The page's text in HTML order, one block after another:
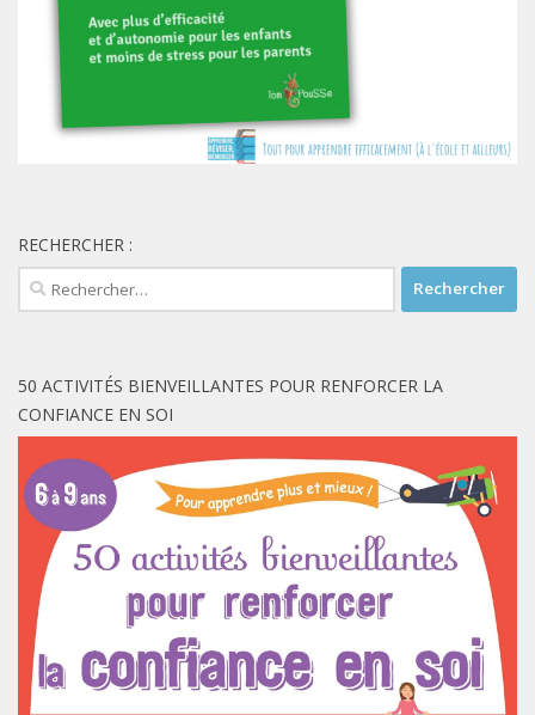
RECHERCHER :
Rechercher :
50 ACTIVITÉS BIENVEILLANTES POUR RENFORCER LA
CONFIANCE EN SOI